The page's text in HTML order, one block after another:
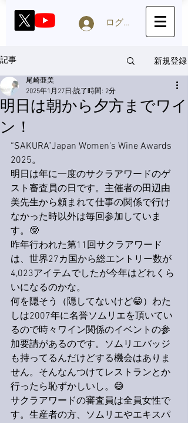
ログイン
記事 新規登録
明日は朝から夕方までワイ
ン！
尾崎亜美
2025年1月27日 読了時間: 2分
“SAKURA”Japan Women's Wine Awards
2025。
明日は年に一度のサクラアワードのゲ
スト審査員の日です。主催者の田辺由
美先生から頼まれて仕事の関係で行け
なかった時以外は毎回参加していま
す。🤓
昨年行われた第11回サクラアワード
は、世界27カ国から総エントリー数が
4,023アイテムでしたが今年はどれくら
いになるのかな。
何を隠そう（隠してないけど😁）わた
しは2007年に名誉ソムリエを頂いてい
るので時々ワイン関係のイベントの参
加要請があるのです。ソムリエバッジ
も持ってるんだけどする機会はありま
せん。そんなんつけてレストランとか
行ったら恥ずかしいし。😅
サクラアワードの審査員は全員女性で
す。生産者の方、ソムリエやエキスパ